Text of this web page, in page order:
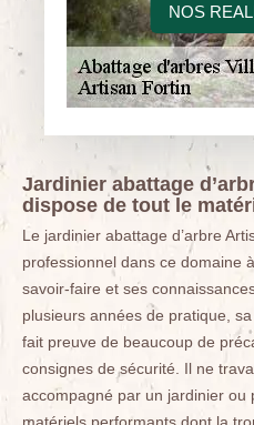
NOS
Jardinier abattage
dispose de tout le
Le jardinier abattage d’arbre
professionnel dans ce domaine
savoir-faire et ses
plusieurs années de pratique,
fait preuve de beaucoup de
consignes de sécurité. Il ne
accompagné par un jardinier ou